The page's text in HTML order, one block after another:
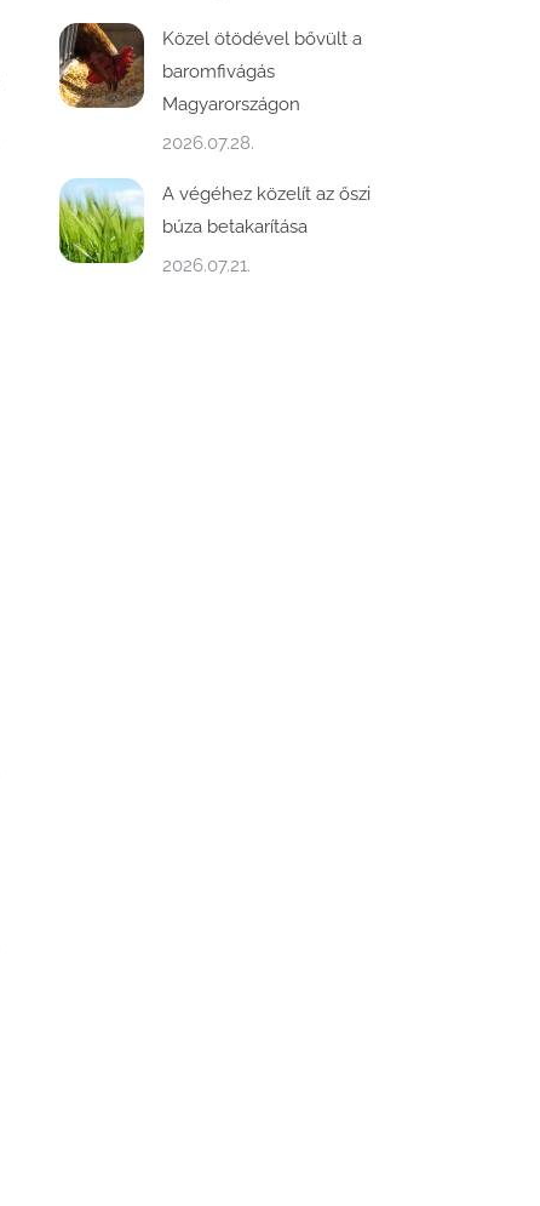
Közel ötödével bővült a
baromfivágás
Magyarországon
2026.07.28.
A végéhez közelít az őszi
búza betakarítása
2026.07.21.